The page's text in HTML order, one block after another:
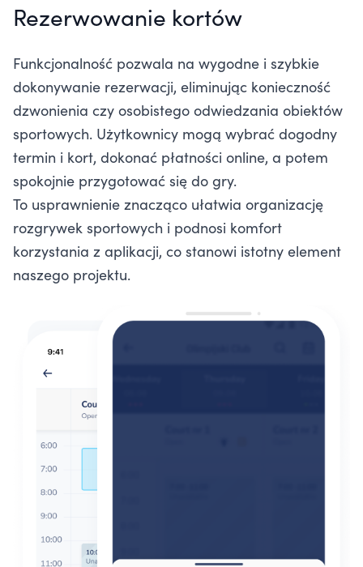
Rezerwowanie kortów
Funkcjonalność pozwala na wygodne i szybkie
dokonywanie rezerwacji, eliminując konieczność
dzwonienia czy osobistego odwiedzania obiektów
sportowych. Użytkownicy mogą wybrać dogodny
termin i kort, dokonać płatności online, a potem
spokojnie przygotować się do gry.
To usprawnienie znacząco ułatwia organizację
rozgrywek sportowych i podnosi komfort
korzystania z aplikacji, co stanowi istotny element
naszego projektu.